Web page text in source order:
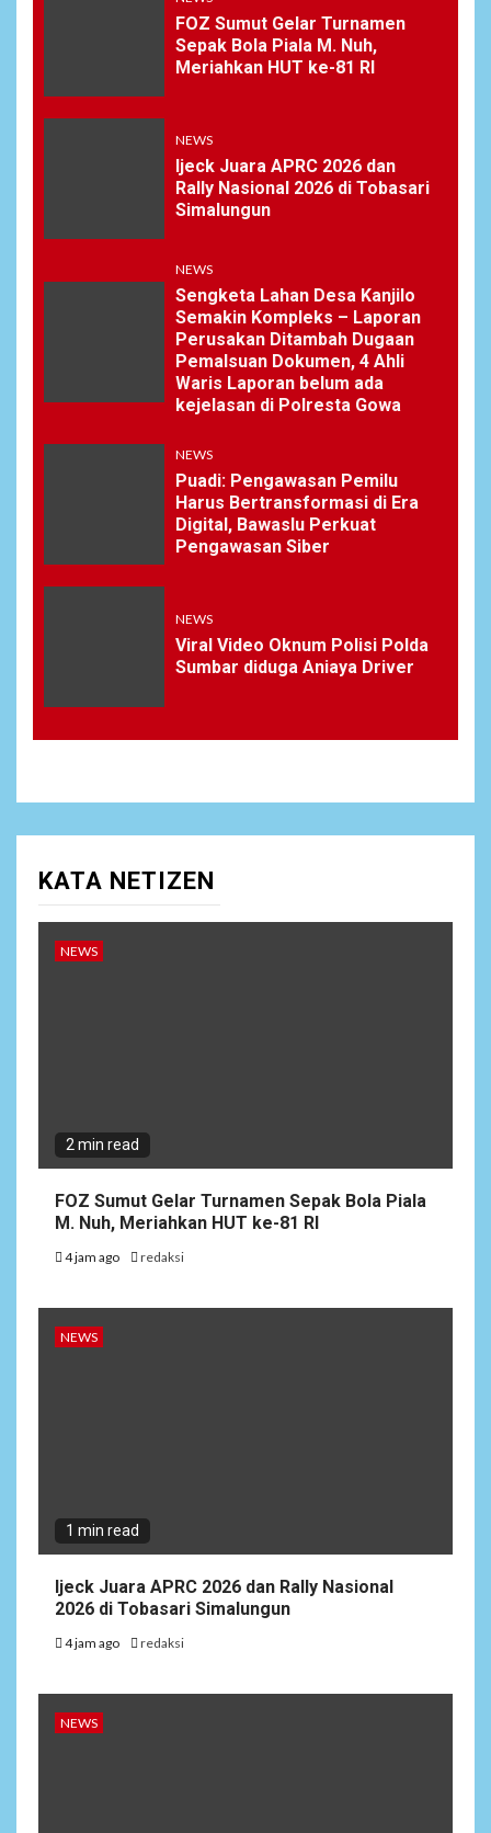
FOZ Sumut Gelar Turnamen
Sepak Bola Piala M. Nuh,
Meriahkan HUT ke-81 RI
NEWS
Ijeck Juara APRC 2026 dan
Rally Nasional 2026 di Tobasari
Simalungun
NEWS
Sengketa Lahan Desa Kanjilo
Semakin Kompleks – Laporan
Perusakan Ditambah Dugaan
Pemalsuan Dokumen, 4 Ahli
Waris Laporan belum ada
kejelasan di Polresta Gowa
NEWS
Puadi: Pengawasan Pemilu
Harus Bertransformasi di Era
Digital, Bawaslu Perkuat
Pengawasan Siber
NEWS
Viral Video Oknum Polisi Polda
Sumbar diduga Aniaya Driver
KATA NETIZEN
NEWS
2 min read
FOZ Sumut Gelar Turnamen Sepak Bola Piala
M. Nuh, Meriahkan HUT ke-81 RI
4 jam ago redaksi
NEWS
1 min read
Ijeck Juara APRC 2026 dan Rally Nasional
2026 di Tobasari Simalungun
4 jam ago redaksi
NEWS